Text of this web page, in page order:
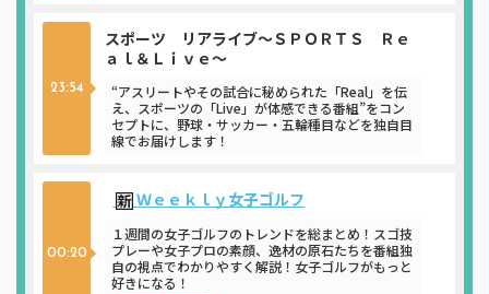
23:54
スポーツ リアライブ～ＳＰＯＲＴＳ Ｒｅ
ａｌ＆Ｌｉｖｅ～
“アスリートやその試合に秘められた「Real」を伝
え、スポーツの「Live」が体感できる番組”をコン
セプトに、野球・サッカー・五輪種目などを独自目
線でお届けします！
00:20
Ｗｅｅｋｌｙ女子ゴルフ
１週間の女子ゴルフのトレンドを総まとめ！スゴ技
プレーや女子プロの素顔、逸材の原石たちを番組独
自の視点でわかりやすく解説！女子ゴルフがもっと
好きになる！